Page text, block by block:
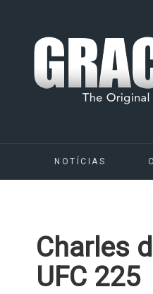
NOTÍCIAS
Charles
UFC 225